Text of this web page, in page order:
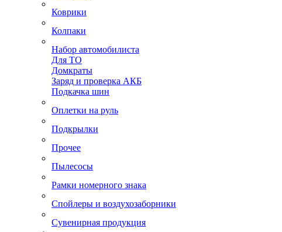
Коврики
Колпаки
Набор автомобилиста
Для ТО
Домкраты
Заряд и проверка АКБ
Подкачка шин
Оплетки на руль
Подкрылки
Прочее
Пылесосы
Рамки номерного знака
Спойлеры и воздухозаборники
Сувенирная продукция